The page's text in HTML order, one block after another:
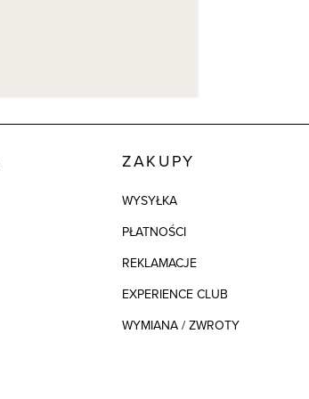
ZAKUPY
WYSYŁKA
PŁATNOŚCI
REKLAMACJE
EXPERIENCE CLUB
WYMIANA / ZWROTY